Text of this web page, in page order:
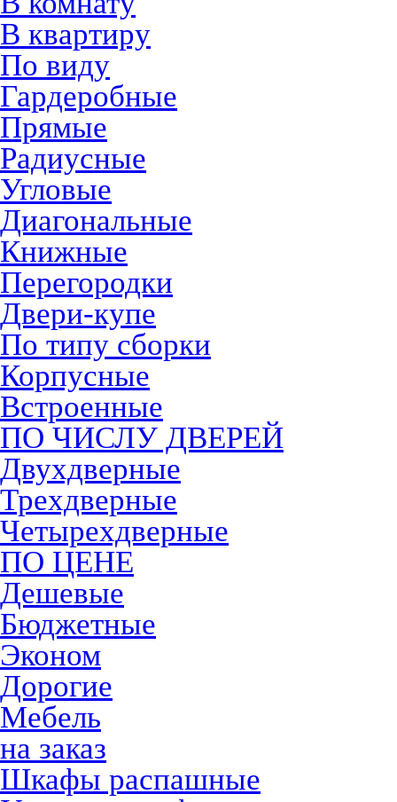
В квартиру
По виду
Гардеробные
Прямые
Радиусные
Угловые
Диагональные
Книжные
Перегородки
Двери-купе
По типу сборки
Корпусные
Встроенные
ПО ЧИСЛУ ДВЕРЕЙ
Двухдверные
Трехдверные
Четырехдверные
ПО ЦЕНЕ
Дешевые
Бюджетные
Эконом
Дорогие
Мебель
на заказ
Шкафы распашные